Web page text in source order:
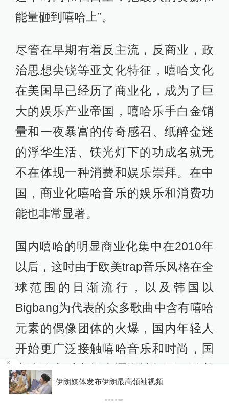
能量砸到嘻哈上”。
尽管在早期有着反主流，反商业，政
治思想尖锐等亚文化特征，嘻哈文化
在美国早已经历了商业化，成为了巨
大的娱乐产业帝国，嘻哈乐手白金销
量和一夜暴富的传奇感召、纸醉金迷
的浮华生活、镁光灯下的功成名就无
不在体现一种消费和娱乐崇拜。在中
国，商业化嘻哈音乐的娱乐和消费功
能也非常显著。
国内嘻哈的明显商业化集中在2010年
以后，这时由于欧美trap音乐风格在全
球范围的日渐流行，以及韩国以
Bigbang为代表的众多歌曲中含有嘻哈
元素的偶像团体的火爆，国内年轻人
开始更广泛接触嘻哈音乐和时尚，国
内嘻哈音乐市场也逐渐被打开。随着
演出和网络播放等商业市场的扩大，
伊朗媒体发布伊朗最高领袖视频